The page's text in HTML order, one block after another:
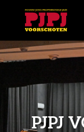
PJPJ